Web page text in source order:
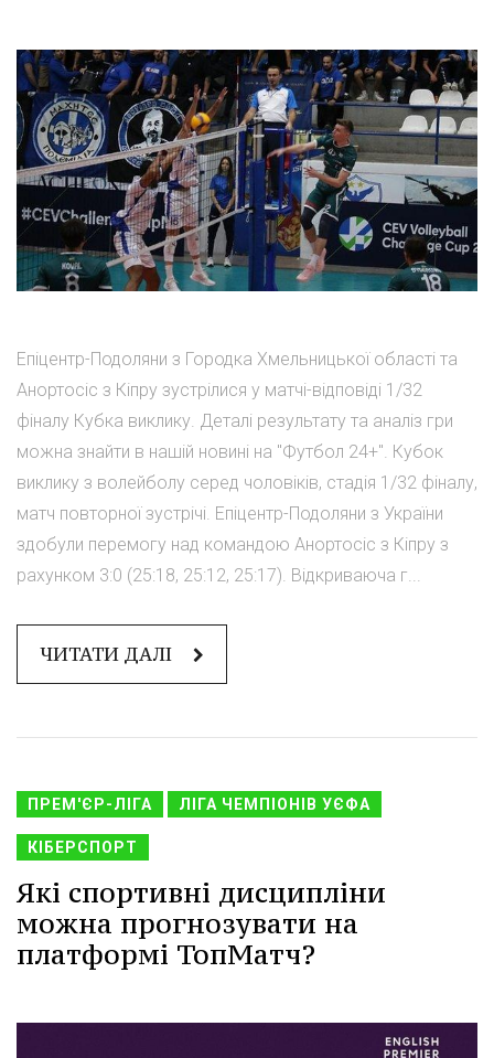
Епіцентр-Подоляни з Городка Хмельницької області та
Анортосіс з Кіпру зустрілися у матчі-відповіді 1/32
фіналу Кубка виклику. Деталі результату та аналіз гри
можна знайти в нашій новині на "Футбол 24+". Кубок
виклику з волейболу серед чоловіків, стадія 1/32 фіналу,
матч повторної зустрічі. Епіцентр-Подоляни з України
здобули перемогу над командою Анортосіс з Кіпру з
рахунком 3:0 (25:18, 25:12, 25:17). Відкриваюча г...
ЧИТАТИ ДАЛІ
ПРЕМ'ЄР-ЛІГА ЛІГА ЧЕМПІОНІВ УЄФА
КІБЕРСПОРТ
Які спортивні дисципліни
можна прогнозувати на
платформі ТопМатч?